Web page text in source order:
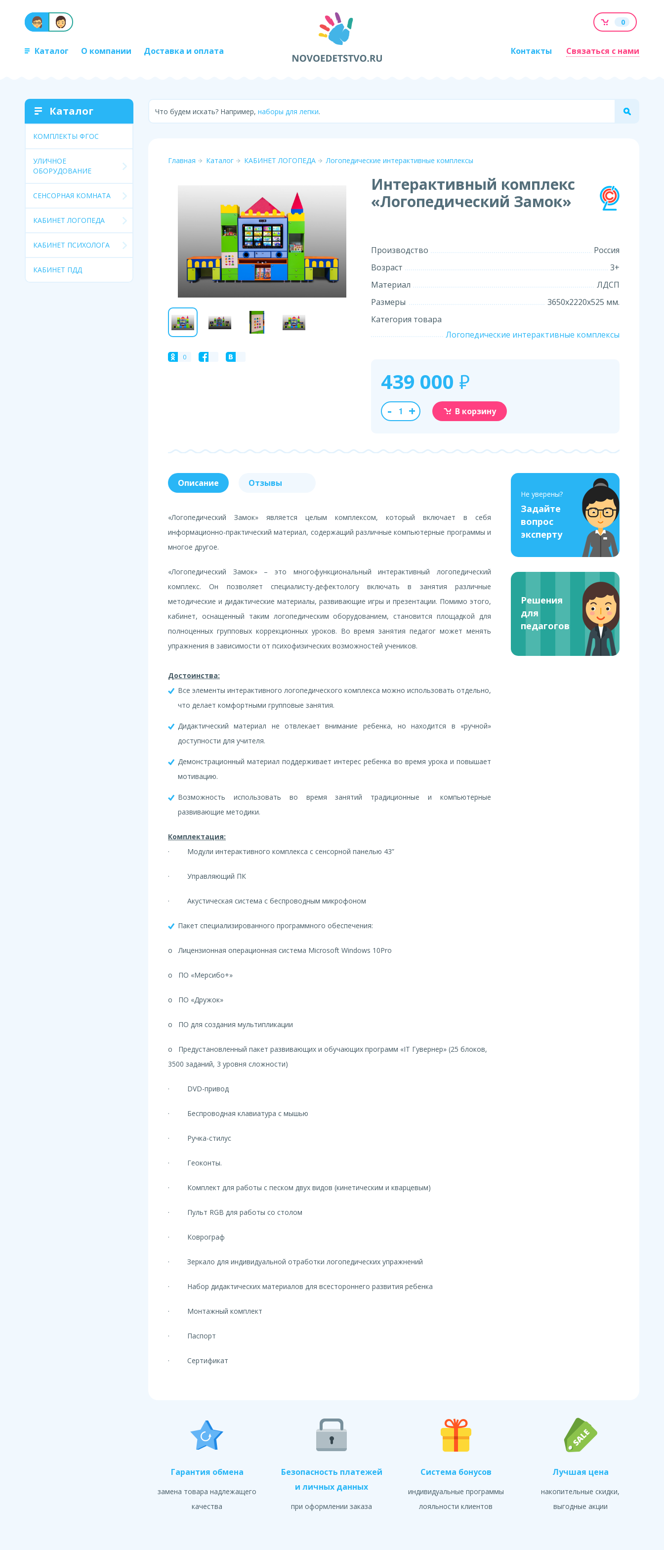
Каталог О компании Доставка и оплата
0
Контакты Связаться с нами
Каталог
КОМПЛЕКТЫ ФГОС
УЛИЧНОЕ
ОБОРУДОВАНИЕ
СЕНСОРНАЯ КОМНАТА
КАБИНЕТ ЛОГОПЕДА
КАБИНЕТ ПСИХОЛОГА
КАБИНЕТ ПДД
Что будем искать? Например, наборы для лепки.
Главная Каталог КАБИНЕТ ЛОГОПЕДА Логопедические интерактивные комплексы
0
Интерактивный комплекс
«Логопедический Замок»
Производство
Россия
Возраст
3+
Материал
ЛДСП
Размеры
3650х2220х525 мм.
Категория товара
Логопедические интерактивные комплексы
439 000 ₽
- + В корзину
Не уверены?
Задайте
вопрос
эксперту
Решения
для
педагогов
Описание Отзывы
«Логопедический Замок» является целым комплексом, который включает в себя
информационно-практический материал, содержащий различные компьютерные программы и
многое другое.
«Логопедический Замок» – это многофункциональный интерактивный логопедический
комплекс. Он позволяет специалисту-дефектологу включать в занятия различные
методические и дидактические материалы, развивающие игры и презентации. Помимо этого,
кабинет, оснащенный таким логопедическим оборудованием, становится площадкой для
полноценных групповых коррекционных уроков. Во время занятия педагог может менять
упражнения в зависимости от психофизических возможностей учеников.
Достоинства:
Все элементы интерактивного логопедического комплекса можно использовать отдельно,
что делает комфортными групповые занятия.
Дидактический материал не отвлекает внимание ребенка, но находится в «ручной»
доступности для учителя.
Демонстрационный материал поддерживает интерес ребенка во время урока и повышает
мотивацию.
Возможность использовать во время занятий традиционные и компьютерные
развивающие методики.
Комплектация:
· Модули интерактивного комплекса с сенсорной панелью 43”
· Управляющий ПК
· Акустическая система с беспроводным микрофоном
Пакет специализированного программного обеспечения:
o Лицензионная операционная система Microsoft Windows 10Pro
o ПО «Мерсибо+»
o ПО «Дружок»
o ПО для создания мультипликации
o Предустановленный пакет развивающих и обучающих программ «IT Гувернер» (25 блоков,
3500 заданий, 3 уровня сложности)
· DVD-привод
· Беспроводная клавиатура с мышью
· Ручка-стилус
· Геоконты.
· Комплект для работы с песком двух видов (кинетическим и кварцевым)
· Пульт RGB для работы со столом
· Коврограф
· Зеркало для индивидуальной отработки логопедических упражнений
· Набор дидактических материалов для всестороннего развития ребенка
· Монтажный комплект
· Паспорт
· Сертификат
Гарантия обмена
замена товара надлежащего
качества
Безопасность платежей
и личных данных
при оформлении заказа
Система бонусов
индивидуальные программы
лояльности клиентов
Лучшая цена
накопительные скидки,
выгодные акции